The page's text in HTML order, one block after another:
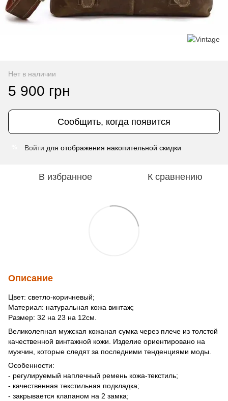
Нет в наличии
5 900 грн
Сообщить, когда появится
Войти для отображения накопительной скидки
В избранное К сравнению
Описание
Цвет: светло-коричневый;
Материал: натуральная кожа винтаж;
Размер: 32 на 23 на 12см.
Великолепная мужская кожаная сумка через плече из толстой
качественной винтажной кожи. Изделие ориентировано на
мужчин, которые следят за последними тенденциями моды.
Особенности:
- регулируемый наплечный ремень кожа-текстиль;
- качественная текстильная подкладка;
- закрывается клапаном на 2 замка;